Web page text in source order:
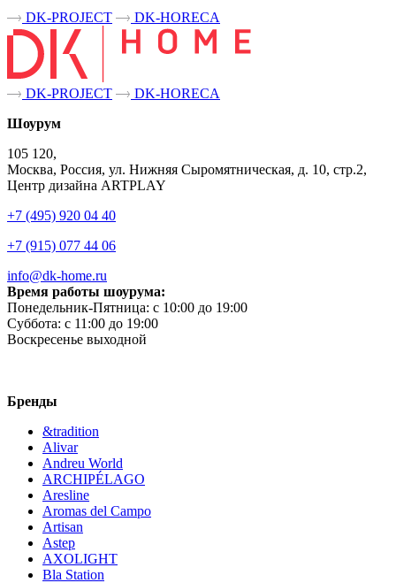
DK-PROJECT
DK-HORECA
DK-PROJECT
DK-HORECA
Шоурум
105 120,
Москва, Россия, ул. Нижняя Сыромятническая, д. 10, стр.2,
Центр дизайна ARTPLAY
+7 (495) 920 04 40
+7 (915) 077 44 06
info@dk-home.ru
Время работы шоурума:
Понедельник-Пятница: c 10:00 до 19:00
Суббота: c 11:00 до 19:00
Воскресенье выходной
Бренды
&tradition
Alivar
Andreu World
ARCHIPÉLAGO
Aresline
Aromas del Campo
Artisan
Astep
AXOLIGHT
Bla Station